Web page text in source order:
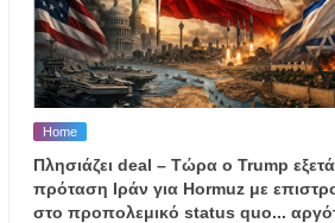
Home
Πλησιάζει deal – Τώρα ο Trump
πρόταση Ιράν για Hormuz με
στο προπολεμικό status quo...